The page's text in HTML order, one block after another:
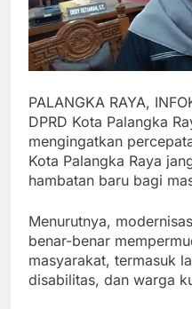
PALANGKA RAYA,
DPRD Kota Palangka
mengingatkan
Kota Palangka Raya
hambatan baru bagi
Menurutnya,
benar-benar
masyarakat, termasuk
disabilitas, dan warga